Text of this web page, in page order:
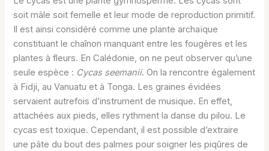
soit mâle soit femelle et leur mode de reproduction primitif.
Il est ainsi considéré comme une plante archaïque
constituant le chaînon manquant entre les fougères et les
plantes à fleurs. En Calédonie, on ne peut observer qu’une
seule espèce : Cycas seemanii. On la rencontre également
à Fidji, au Vanuatu et à Tonga. Les graines évidées
servaient autrefois d’instrument de musique. En effet,
attachées aux pieds, elles rythment la danse du pilou. Le
cycas est toxique. Cependant, il est possible d’extraire
une pâte du bout des palmes pour soigner les piqûres de